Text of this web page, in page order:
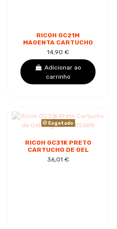
RICOH GC21M
MAGENTA CARTUCHO
DE TINTA DE
SUBLIMAÇÃO
GENÉRICO -
SUBSTITUI
405534/405538
14,90 €
Adicionar ao
carrinho
Esgotado
RICOH GC31K PRETO
CARTUCHO DE GEL
ORIGINAL - 405688
36,01 €